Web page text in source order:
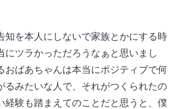
知を本人にしないで家族とかにする時
にツラかっただろうなぁと思いまし
おばあちゃんは本当にポジティブで何
るみたいな人で、それがつくられたの
経験も踏まえてのことだと思うと、僕